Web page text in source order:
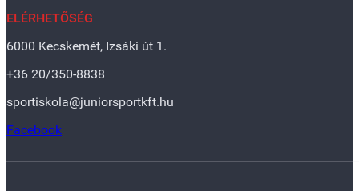
ELÉRHETŐSÉG
6000 Kecskemét, Izsáki út 1.
+36 20/350-8838
sportiskola@juniorsportkft.hu
Facebook